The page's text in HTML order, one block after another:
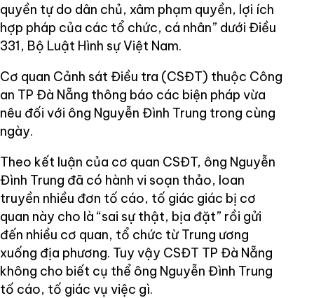
quyền tự do dân chủ, xâm phạm quyền, lợi ích
hợp pháp của các tổ chức, cá nhân” dưới Điều
331, Bộ Luật Hình sự Việt Nam.
Cơ quan Cảnh sát Điều tra (CSĐT) thuộc Công
an TP Đà Nẵng thông báo các biện pháp vừa
nêu đối với ông Nguyễn Đình Trung trong cùng
ngày.
Theo kết luận của cơ quan CSĐT, ông Nguyễn
Đình Trung đã có hành vi soạn thảo, loan
truyền nhiều đơn tố cáo, tố giác giác bị cơ
quan này cho là “sai sự thật, bịa đặt” rồi gửi
đến nhiều cơ quan, tổ chức từ Trung ương
xuống địa phương. Tuy vậy CSĐT TP Đà Nẵng
không cho biết cụ thể ông Nguyễn Đình Trung
tố cáo, tố giác vụ việc gì.